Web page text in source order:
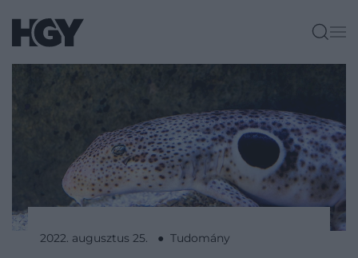
2022. augusztus 25. ● Tudomány